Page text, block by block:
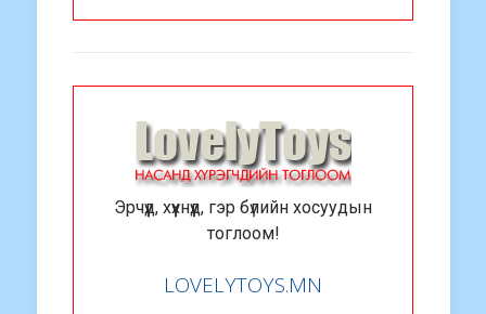
Эрчүүд, хүүхнүүд, гэр бүлийн хосуудын
тоглоом!
LOVELYTOYS.MN